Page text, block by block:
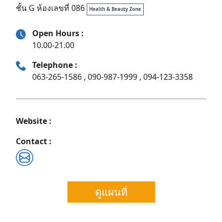
ชั้น G ห้องเลขที่ 086 Health & Beauty Zone
Open Hours :
10.00-21.00
Telephone :
063-265-1586 , 090-987-1999 , 094-123-3358
Website :
Contact :
ดูแผนที่